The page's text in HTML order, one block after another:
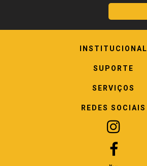
INSTITUCIONAL
SUPORTE
SERVIÇOS
REDES SOCIAIS